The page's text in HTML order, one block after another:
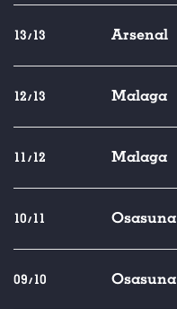
13/13 Arsenal
12/13 Malaga
11/12 Malaga
10/11 Osasuna
09/10 Osasuna